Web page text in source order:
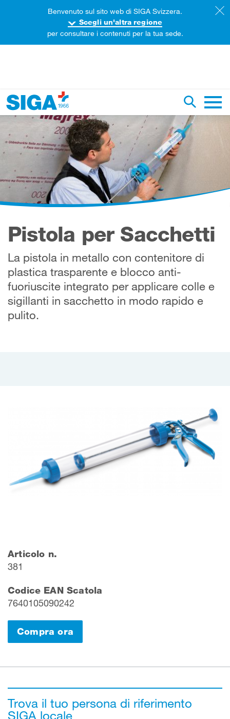
Ricerca
in questa pagina
Pistola per Sacchetti
La pistola in metallo con contenitore di
plastica trasparente e blocco anti-
fuoriuscite integrato per applicare colle e
sigillanti in sacchetto in modo rapido e
pulito.
Articolo n.
381
Codice EAN Scatola
7640105090242
Compra ora
Trova il tuo persona di riferimento
SIGA locale
Benvenuto sul sito web di SIGA Svizzera.
Scegli un'altra regione
per consultare i contenuti per la tua sede.